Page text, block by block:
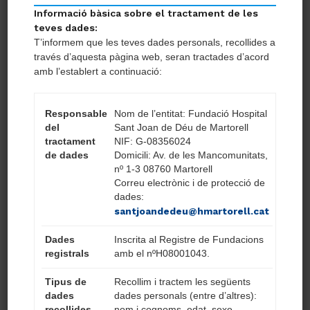
REQUERIM:
Grau o llicenciatura de medicina
Especialitat en Dermatologia via MIR
Valorable experiència en tècniques
endodermatològicas i ecografia
dermatològica.
Jornada complerta.
Contracte indefinit.
Incorporació immediata.
Salari anual amb DPO i plusos
Informació bàsica sobre el tractament de les
teves dades:
T’informem que les teves dades personals, recollides a
través d’aquesta pàgina web, seran tractades d’acord
amb l’establert a continuació:
Responsable
del
tractament
de dades
Nom de l’entitat: Fundació Hospital
Sant Joan de Déu de Martorell
NIF: G-08356024
Domicili: Av. de les Mancomunitats,
nº 1-3 08760 Martorell
Correu electrònic i de protecció de
dades:
santjoandedeu@hmartorell.cat
Dades
registrals
Inscrita al Registre de Fundacions
amb el nºH08001043.
Tipus de
dades
Recollim i tractem les següents
dades personals (entre d’altres):